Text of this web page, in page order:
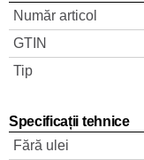
Număr articol
GTIN
Tip
Specificații tehnice
Fără ulei